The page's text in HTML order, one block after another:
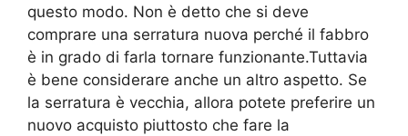
questo modo. Non è detto che si deve
comprare una serratura nuova perché il fabbro
è in grado di farla tornare funzionante.Tuttavia
è bene considerare anche un altro aspetto. Se
la serratura è vecchia, allora potete preferire un
nuovo acquisto piuttosto che fare la